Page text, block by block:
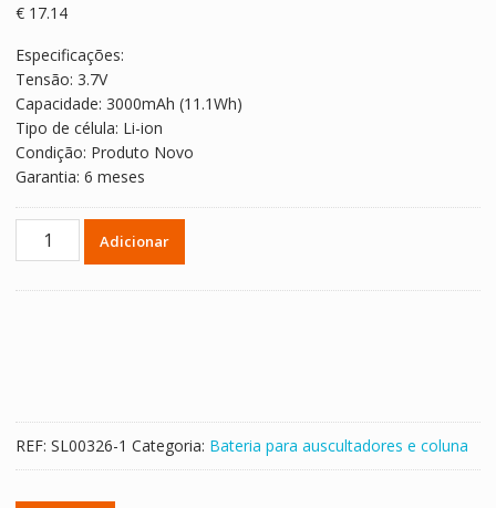
€17.14
Especificações:
Tensão: 3.7V
Capacidade: 3000mAh (11.1Wh)
Tipo de célula: Li-ion
Condição: Produto Novo
Garantia: 6 meses
Quantidade
Adicionar
REF: SL00326-1 Categoria: Bateria para auscultadores e coluna